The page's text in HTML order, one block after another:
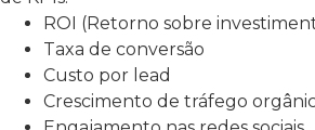
ROI (Retorno sobre
Taxa de conversão
Custo por lead
Crescimento de tráfego